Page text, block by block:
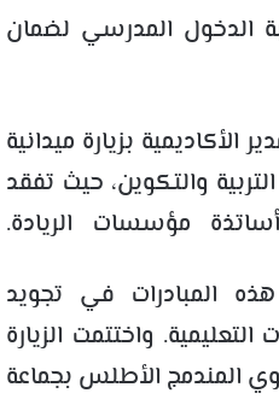
الدخول المدرسي لضمان
بزيارة ميدانية
والتكوين، حيث تفقد
مؤسسات الريادة.
المبادرات في تجويد
واختتمت الزيارة
المندمج الأطلس بجماعة